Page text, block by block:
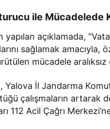
ile Mücadelede
yapılan açıklamada,
sağlamak
mücadele
Yalova İl Jandarma
çalışmaların
112 Acil Çağrı